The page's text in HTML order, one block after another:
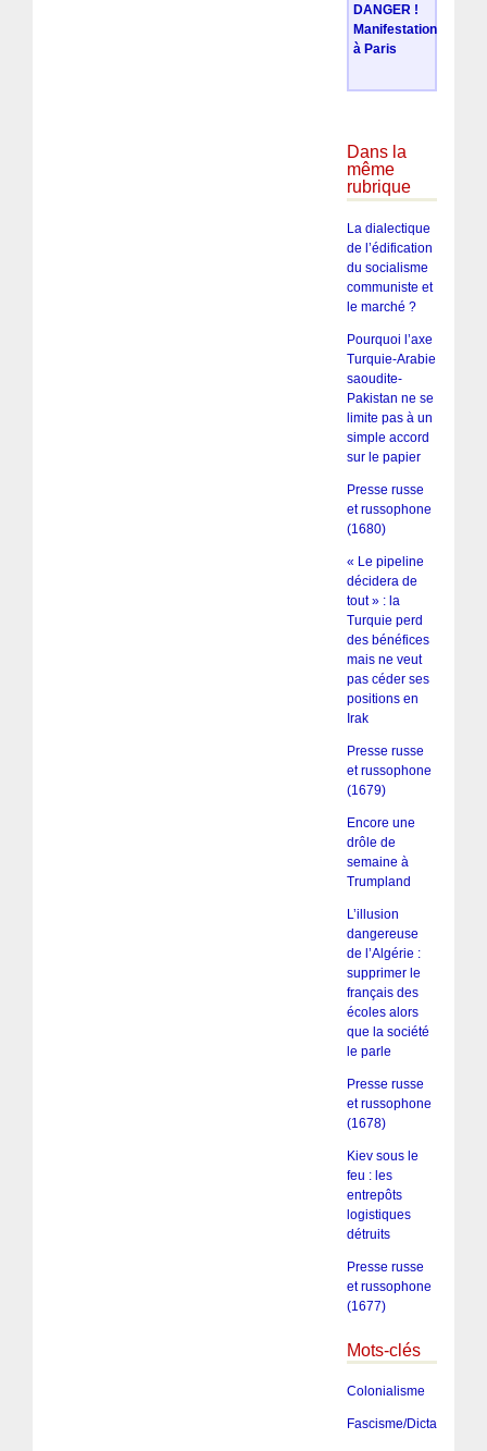
DANGER !
Manifestation
à Paris
Dans la
même
rubrique
La dialectique
de l’édification
du socialisme
communiste et
le marché ?
Pourquoi l’axe
Turquie-Arabie
saoudite-
Pakistan ne se
limite pas à un
simple accord
sur le papier
Presse russe
et russophone
(1680)
« Le pipeline
décidera de
tout » : la
Turquie perd
des bénéfices
mais ne veut
pas céder ses
positions en
Irak
Presse russe
et russophone
(1679)
Encore une
drôle de
semaine à
Trumpland
L’illusion
dangereuse
de l’Algérie :
supprimer le
français des
écoles alors
que la société
le parle
Presse russe
et russophone
(1678)
Kiev sous le
feu : les
entrepôts
logistiques
détruits
Presse russe
et russophone
(1677)
Mots-clés
Colonialisme
Fascisme/Dictature/